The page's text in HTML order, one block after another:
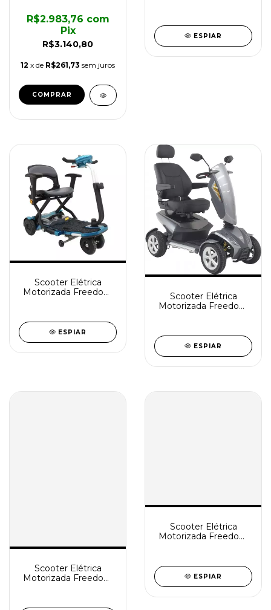
R$3.140,80
R$2.983,76 com
Pix
12 x de R$261,73 sem juros
ESPIAR
Scooter Elétrica
Motorizada Freedom
ESPIAR
Scooter Elétrica
Motorizada Freedom
ESPIAR
Scooter Elétrica
Motorizada Freedom
Scooter Elétrica
Motorizada Freedom
ESPIAR